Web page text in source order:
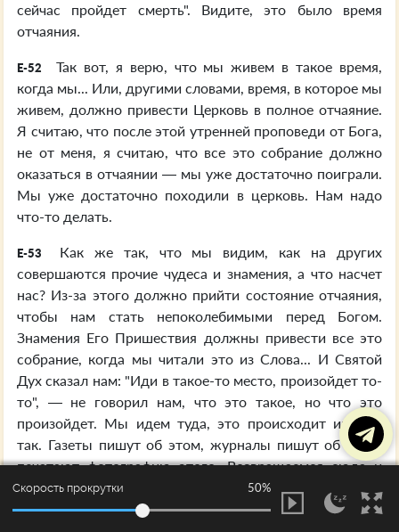
сейчас пройдет смерть". Видите, это было время
отчаяния.
E-52
Так вот, я верю, что мы живем в такое время,
когда мы... Или, другими словами, время, в которое мы
живем, должно привести Церковь в полное отчаяние.
Я считаю, что после этой утренней проповеди от Бога,
не от меня, я считаю, что все это собрание должно
оказаться в отчаянии — мы уже достаточно поиграли.
Мы уже достаточно походили в церковь. Нам надо
что-то делать.
E-53
Как же так, что мы видим, как на других
совершаются прочие чудеса и знамения, а что насчет
нас? Из-за этого должно прийти состояние отчаяния,
чтобы нам стать непоколебимыми перед Богом.
Знамения Его Пришествия должны привести все это
собрание, когда мы читали это из Слова... И Святой
Дух сказал нам: "Иди в такое-то место, произойдет то-
то", — не говорил нам, что это такое, но что это
произойдет. Мы идем туда, это происходит именно
так. Газеты пишут об этом, журналы пишут об этом,
печатают фотографию этого. Возвращаемся сюда и
видим, как эти великие тайны, сокрытые в Библии, нам
открываются в новой сфере, о чем мы раньше даже не
Скорость прокрутки 50%